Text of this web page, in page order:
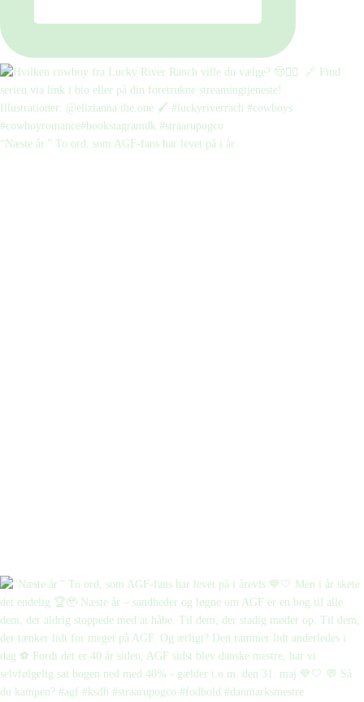
“Næste år.” To ord, som AGF-fans har levet på i år